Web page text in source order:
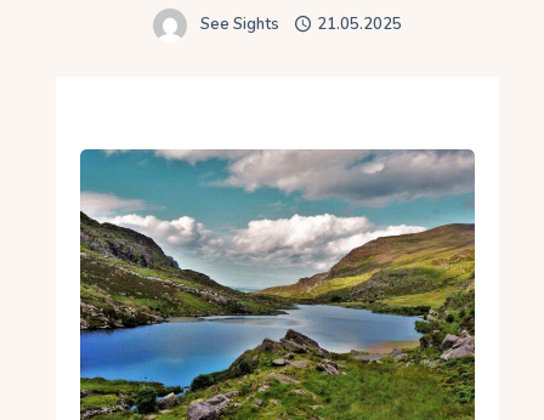
Блог
Контакты
See Sights 21.05.2025